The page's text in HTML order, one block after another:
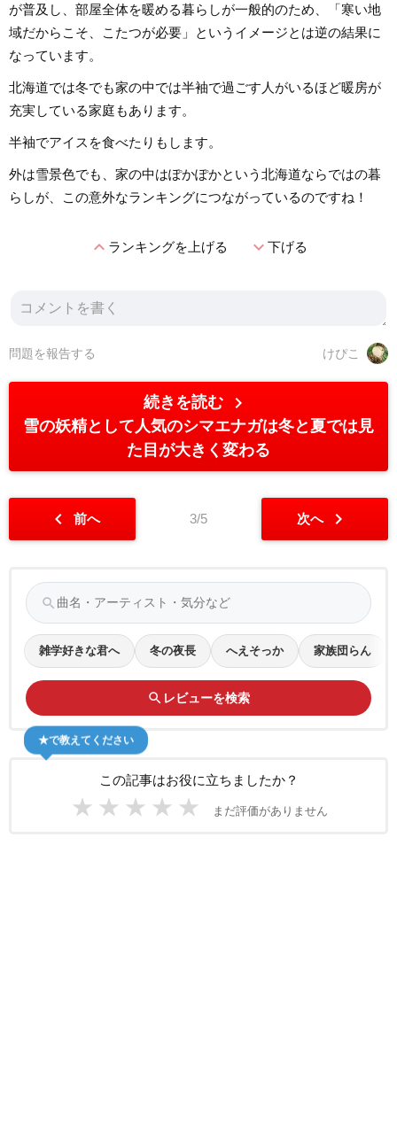
が普及し、部屋全体を暖める暮らしが一般的のため、「寒い地
域だからこそ、こたつが必要」というイメージとは逆の結果に
なっています。
北海道では冬でも家の中では半袖で過ごす人がいるほど暖房が
充実している家庭もあります。
半袖でアイスを食べたりもします。
外は雪景色でも、家の中はぽかぽかという北海道ならではの暮
らしが、この意外なランキングにつながっているのですね！
expand_lessランキングを上げる expand_more下げる
けぴこ
問題を報告する
続きを読む chevron_right
雪の妖精として人気のシマエナガは冬と夏では見
た目が大きく変わる
chevron_left 前へ 3/5 次へ chevron_right
search
雑学好きな君へ 冬の夜長 へえそっか 家族団らん
search レビューを検索
この記事はお役に立ちましたか？
★ ★ ★ ★ ★ まだ評価がありません
★で教えてください